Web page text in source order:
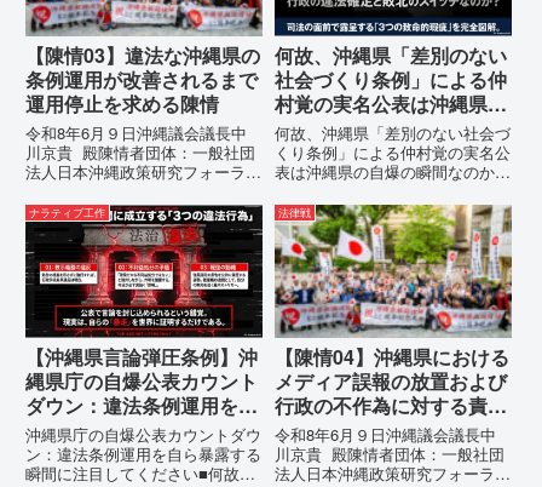
【陳情03】違法な沖縄県の
条例運用が改善されるまで
運用停止を求める陳情
令和8年6月９日沖縄議会議長中
川京貴 殿陳情者団体：一般社団
法人日本沖縄政策研究フォーラム
所：沖縄県那覇市電 話：080-違
法な沖縄県の条例運用が改善され
るまで運用停止を求める陳情陳情
の趣旨沖縄県は、「沖縄県...
何故、沖縄県「差別のない
社会づくり条例」による仲
村覚の実名公表は沖縄県の
自爆の瞬間なのか？その3
つの理由。
何故、沖縄県「差別のない社会づ
くり条例」による仲村覚の実名公
表は沖縄県の自爆の瞬間なのか？
強行しようとしている「仲村覚の
実名公表」。行政側はこの行為
を、特定の個人を社会的制裁に追
い込むための「仕上げ」だと考え
て...
ナラティブ工作
【沖縄県言論弾圧条例】沖
縄県庁の自爆公表カウント
ダウン：違法条例運用を自
ら暴露する瞬間に注目して
ください
沖縄県庁の自爆公表カウントダウ
ン：違法条例運用を自ら暴露する
瞬間に注目してください■何故、
法律戦
【陳情04】沖縄県における
メディア誤報の放置および
行政の不作為に対する責任
追及と再発防止策を求める
陳情
令和8年6月９日沖縄議会議長中
川京貴 殿陳情者団体：一般社団
法人日本沖縄政策研究フォーラム